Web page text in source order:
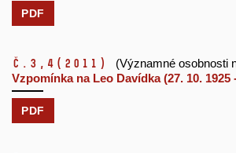
PDF
č.3,4 (2011)
(Významné osobnosti
Vzpomínka na Leo Davídka (27. 10. 1925
PDF